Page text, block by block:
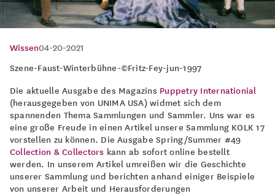
Wissen04-20-2021
Szene-Faust-Winterbühne-©Fritz-Fey-jun-1997
Die aktuelle Ausgabe des Magazins Puppetry Internationial
(herausgegeben von UNIMA USA) widmet sich dem
spannenden Thema Sammlungen und Sammler. Uns war es
eine große Freude in einen Artikel unsere Sammlung KOLK 17
vorstellen zu können. Die Ausgabe Spring/Summer #49
Collection & Collectors kann ab sofort online bestellt
werden. In unserem Artikel umreißen wir die Geschichte
unserer Sammlung und berichten anhand einiger Beispiele
von unserer Arbeit und Herausforderungen